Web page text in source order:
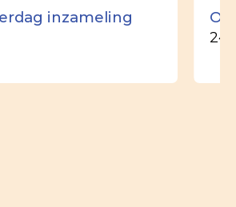
inzameling
24